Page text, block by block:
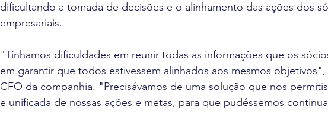
dificultando a tomada de decisões e o alinhamento das ações dos
empresariais.
"Tínhamos dificuldades em reunir todas as informações que os
em garantir que todos estivessem alinhados aos mesmos
CFO da companhia. "Precisávamos de uma solução que nos
e unificada de nossas ações e metas, para que pudéssemos